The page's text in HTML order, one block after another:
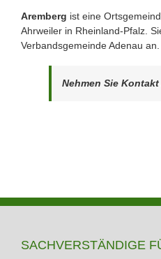
Aremberg ist eine
Ahrweiler in Rheinland-Pfalz.
Verbandsgemeinde Adenau an.
Nehmen Sie
SACHVERSTÄNDIGE